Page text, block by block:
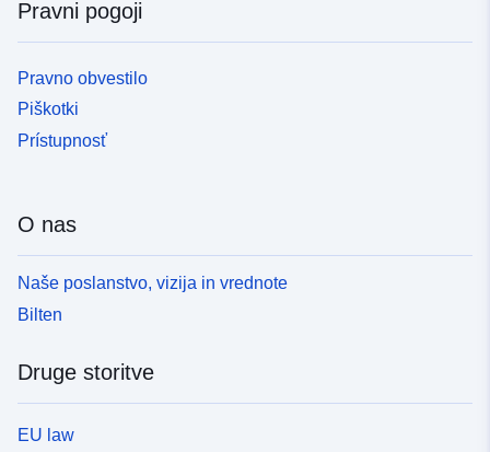
Pravni pogoji
Pravno obvestilo
Piškotki
Prístupnosť
O nas
Naše poslanstvo, vizija in vrednote
Bilten
Druge storitve
EU law